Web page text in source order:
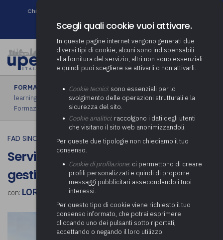
Chi siamo
Newsletter
FORMAZIONE ›FAD sincrona (in diretta)|FAD asincrona (e-
learning)
Formazione obbligatoria|Formazione in aula|
Formazione in house|Piano formativo gratuito associati
FAD SINCRONA (IN DIRETTA)
Servizi culturali, valorizzazione e
gestione dei beni culturali
con: LORENZO DONEGANA
Scegli quali cookie vuoi attivare.
In queste pagine internet vengono generati due
diversi tipi di cookie, alcuni sono indispensabili
alla fornitura del servizio, altri non sono essenziali
e quindi puoi scegliere se attivarli o non attivarli.
Cookie tecnici: sono essenziali per lo
svolgimento delle operazioni strutturali e la
sicurezza del sito.
Cookie analitici: raccolgono i dati degli utenti
che visitano il sito web anonimizzandoli.
Per queste due tipologie non chiediamo il tuo
consenso.
Cookie di profilazione: ci permettono di creare
profili personalizzati e quindi di proporre
messaggi pubblicitari assecondando i tuoi
interessi.
Per questo tipo di cookie viene richiesto il tuo
consenso informato, che potrai esprimere
cliccando uno dei pulsanti sotto riportati,
accettando o negando il loro utilizzo.